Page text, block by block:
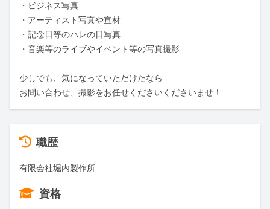
・ビジネス写真
・アーティスト写真や宣材
・記念日等のハレの日写真
・音楽等のライブやイベント等の写真撮影
少しでも、気になっていただけたなら
お問い合わせ、撮影をお任せくださいくださいませ！
職歴
有限会社堀内製作所
資格